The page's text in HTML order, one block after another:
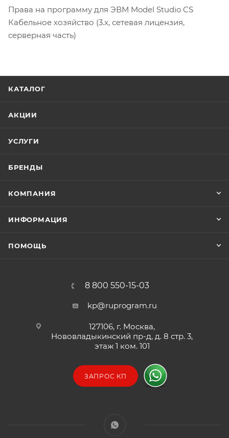
Права на программу для ЭВМ Model Studio CS
Кабельное хозяйство (3.x, сетевая лицензия,
серверная часть)
КАТАЛОГ
АКЦИИ
УСЛУГИ
БРЕНДЫ
КОМПАНИЯ
ИНФОРМАЦИЯ
ПОМОЩЬ
8 800 550-15-03
kp@ruprogram.ru
127106, г. Москва,
Нововладыкинский пр-д, д. 8 стр. 3,
этаж 1 ком. 101
ЗАПРОС КП